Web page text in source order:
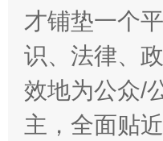
才铺垫一个
识、法律、
效地为公众/
主，全面贴